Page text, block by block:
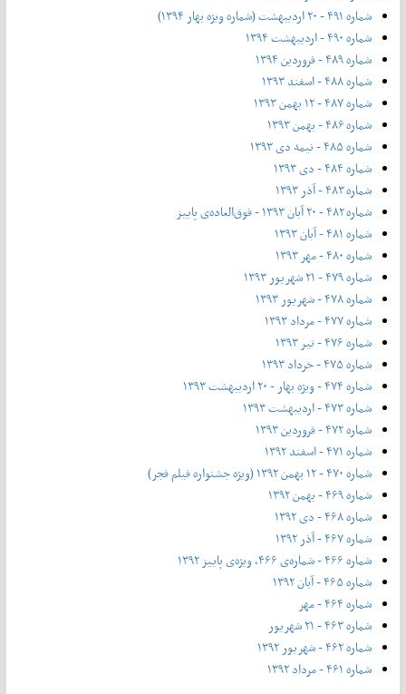
شماره ۴۹۱ - ۲۰ اردیبهشت (شماره ویژه بهار ۱۳۹۴)
شماره ۴۹۰ - اردیبهشت ۱۳۹۴
شماره ۴۸۹ - فروردین ۱۳۹۴
شماره ۴۸۸ - اسفند ۱۳۹۳
شماره ۴۸۷ - ۱۲ بهمن ۱۳۹۳
شماره ۴۸۶ - بهمن ۱۳۹۳
شماره ۴۸۵ - نیمه دی ۱۳۹۳
شماره ۴۸۴ - دی ۱۳۹۳
شماره ۴۸۳ - آذر ۱۳۹۳
شماره ۴۸۲ - ۲۰ آبان ۱۳۹۳ - فوق‌العاده‌ی پاییز
شماره ۴۸۱ - آبان ۱۳۹۳
شماره ۴۸۰ - مهر ۱۳۹۳
شماره ۴۷۹ - ۲۱ شهریور ۱۳۹۳
شماره ۴۷۸ - شهریور ۱۳۹۳
شماره ۴۷۷ - مرداد ۱۳۹۳
شماره ۴۷۶ - تیر ۱۳۹۳
شماره ۴۷۵ - خرداد ۱۳۹۳
شماره ۴۷۴ - ویژه بهار - ۲۰ اردیبهشت ۱۳۹۳
شماره ۴۷۳ - اردیبهشت ۱۳۹۳
شماره ۴۷۲ - فروردین ۱۳۹۳
شماره ۴۷۱ - اسفند ۱۳۹۲
شماره ۴۷۰ - ۱۲ بهمن ۱۳۹۲ (ویژه جشنواره فیلم فجر)
شماره ۴۶۹ - بهمن ۱۳۹۲
شماره ۴۶۸ - دی ۱۳۹۲
شماره ۴۶۷ - آذر ۱۳۹۲
شماره ۴۶۶ - شماره‌ی ۴۶۶، ویژه‌ی پاییز ۱۳۹۲
شماره ۴۶۵ - آبان ۱۳۹۲
شماره ۴۶۴ - مهر
شماره ۴۶۳ - ۲۱ شهریور
شماره ۴۶۲ - شهریور ۱۳۹۲
شماره ۴۶۱ - مرداد ۱۳۹۲